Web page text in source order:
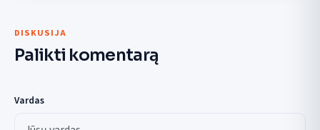
DISKUSIJA
Palikti komentarą
Vardas